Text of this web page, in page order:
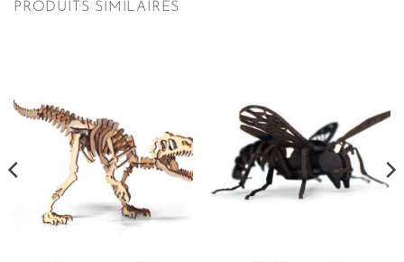
PRODUITS SIMILAIRES